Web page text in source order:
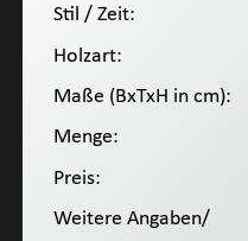
Stil / Zeit:
Holzart:
Maße (BxTxH in cm):
Menge:
Preis:
Weitere Angaben/